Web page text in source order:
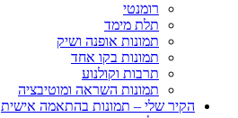
רומנטי
תלת מימד
תמונות אופנה ושיק
תמונות בקו אחד
תרבות וקולנוע
תמונות השראה ומוטיבציה
הקיר שלי – תמונות בהתאמה אישית